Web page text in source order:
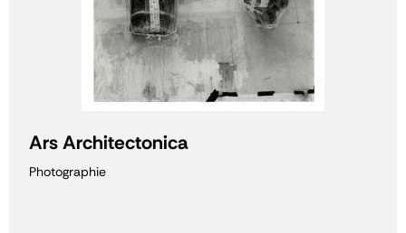
Ars Architectonica
Photographie